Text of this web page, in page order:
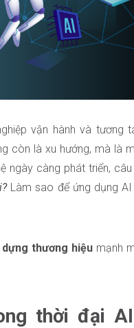
vận hành và tương
còn là xu hướng, mà là
ngày càng phát triển,
Làm sao để ứng dụng AI
thương hiệumạnh
thời đại